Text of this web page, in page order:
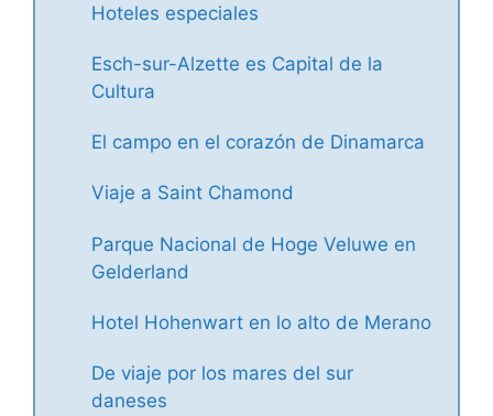
Hoteles especiales
Esch-sur-Alzette es Capital de la
Cultura
El campo en el corazón de Dinamarca
Viaje a Saint Chamond
Parque Nacional de Hoge Veluwe en
Gelderland
Hotel Hohenwart en lo alto de Merano
De viaje por los mares del sur
daneses